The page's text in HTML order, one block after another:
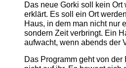
Das neue Gorki soll kein Ort
erklärt. Es soll ein Ort
Haus, in dem man nicht nur
sondern Zeit verbringt. Ein
aufwacht, wenn abends der
Das Programm geht von